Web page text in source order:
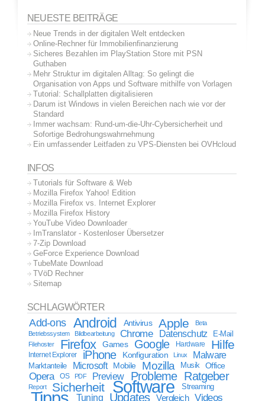
NEUESTE BEITRÄGE
Neue Trends in der digitalen Welt entdecken
Online-Rechner für Immobilienfinanzierung
Sicheres Bezahlen im PlayStation Store mit PSN
Guthaben
Mehr Struktur im digitalen Alltag: So gelingt die
Organisation von Apps und Software mithilfe von Vorlagen
Tutorial: Schallplatten digitalisieren
Darum ist Windows in vielen Bereichen nach wie vor der
Standard
Immer wachsam: Rund-um-die-Uhr-Cybersicherheit und
Sofortige Bedrohungswahrnehmung
Ein umfassender Leitfaden zu VPS-Diensten bei OVHcloud
INFOS
Tutorials für Software & Web
Mozilla Firefox Yahoo! Edition
Mozilla Firefox vs. Internet Explorer
Mozilla Firefox History
YouTube Video Downloader
ImTranslator - Kostenloser Übersetzer
7-Zip Download
GeForce Experience Download
TubeMate Download
TVöD Rechner
Sitemap
SCHLAGWÖRTER
Add-ons Android Antivirus Apple
Beta
Betriebssystem
Bildbearbeitung Chrome Datenschutz E-Mail
Filehoster Firefox Games Google Hardware Hilfe
Internet Explorer iPhone Konfiguration Linux Malware
Marktanteile Microsoft Mobile Mozilla Musik Office
Opera OS PDF Preview Probleme Ratgeber
Report Sicherheit Software Streaming
Tuning Updates Vergleich Videos